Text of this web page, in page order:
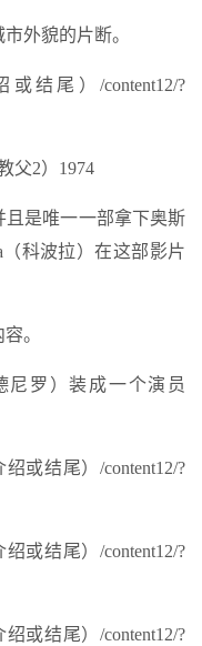
外貌的片断。
结尾）/content12/?
父2）1974
且是唯一一部拿下奥斯
（科波拉）在这部影片
。
尼罗）装成一个演员
或结尾）/content12/?
或结尾）/content12/?
或结尾）/content12/?